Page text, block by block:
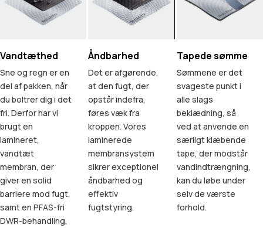
Vandtæthed
Sne og regn er en
del af pakken, når
du boltrer dig i det
fri. Derfor har vi
brugt en
lamineret,
vandtæt
membran, der
giver en solid
barriere mod fugt,
samt en PFAS-fri
DWR-behandling,
Åndbarhed
Det er afgørende,
at den fugt, der
opstår indefra,
føres væk fra
kroppen. Vores
laminerede
membransystem
sikrer exceptionel
åndbarhed og
effektiv
fugtstyring.
Tapede sømme
Sømmene er det
svageste punkt i
alle slags
beklædning, så
ved at anvende en
særligt klæbende
tape, der modstår
vandindtrængning,
kan du løbe under
selv de værste
forhold.